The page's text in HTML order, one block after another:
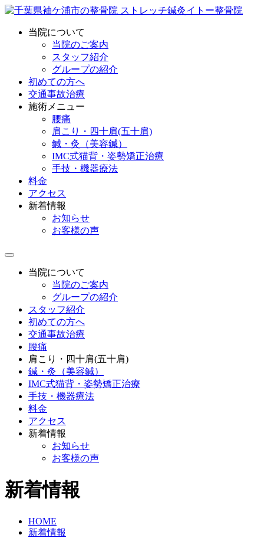
当院について
当院のご案内
スタッフ紹介
グループの紹介
初めての方へ
交通事故治療
施術メニュー
腰痛
肩こり・四十肩(五十肩)
鍼・灸（美容鍼）
IMC式猫背・姿勢矯正治療
手技・機器療法
料金
アクセス
新着情報
お知らせ
お客様の声
当院について
当院のご案内
グループの紹介
スタッフ紹介
初めての方へ
交通事故治療
腰痛
肩こり・四十肩(五十肩)
鍼・灸（美容鍼）
IMC式猫背・姿勢矯正治療
手技・機器療法
料金
アクセス
新着情報
お知らせ
お客様の声
新着情報
HOME
新着情報